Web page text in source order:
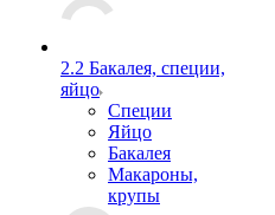
2.2 Бакалея, специи,
яйцо
Специи
Яйцо
Бакалея
Макароны,
крупы